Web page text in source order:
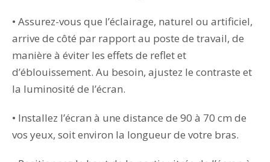
• Assurez-vous que l’éclairage, naturel ou artificiel,
arrive de côté par rapport au poste de travail, de
manière à éviter les effets de reflet et
d’éblouissement. Au besoin, ajustez le contraste et
la luminosité de l’écran.
• Installez l’écran à une distance de 90 à 70 cm de
vos yeux, soit environ la longueur de votre bras.